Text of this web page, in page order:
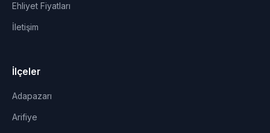
Ehliyet Fiyatları
İletişim
İlçeler
Adapazarı
Arifiye